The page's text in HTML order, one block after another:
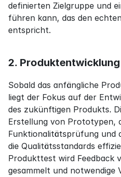
definierten Zielgruppe und
führen kann, das den
entspricht.
2.
Sobald das anfängliche
liegt der Fokus auf der
des zukünftigen Produkts.
Erstellung von Prototypen,
Funktionalitätsprüfung und
die Qualitätsstandards
Produkttest wird Feedback
gesammelt und notwendige